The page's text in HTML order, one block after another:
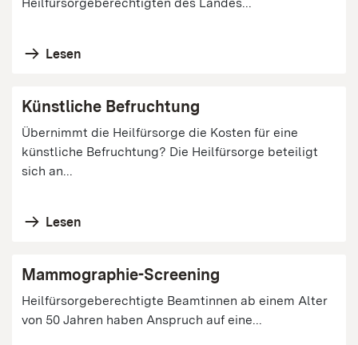
Lesen
Künstliche Befruchtung
Übernimmt die Heilfürsorge die Kosten für eine
künstliche Befruchtung? Die Heilfürsorge beteiligt
sich an...
Lesen
Mammographie-Screening
Heilfürsorgeberechtigte Beamtinnen ab einem Alter
von 50 Jahren haben Anspruch auf eine...